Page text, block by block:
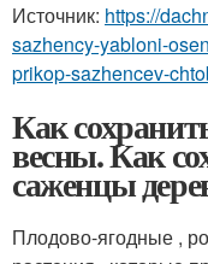
Источник: https://
sazhency-yabloni-
prikop-sazhencev-
Как
весны. Как
саженцы
Плодово-ягодные ,